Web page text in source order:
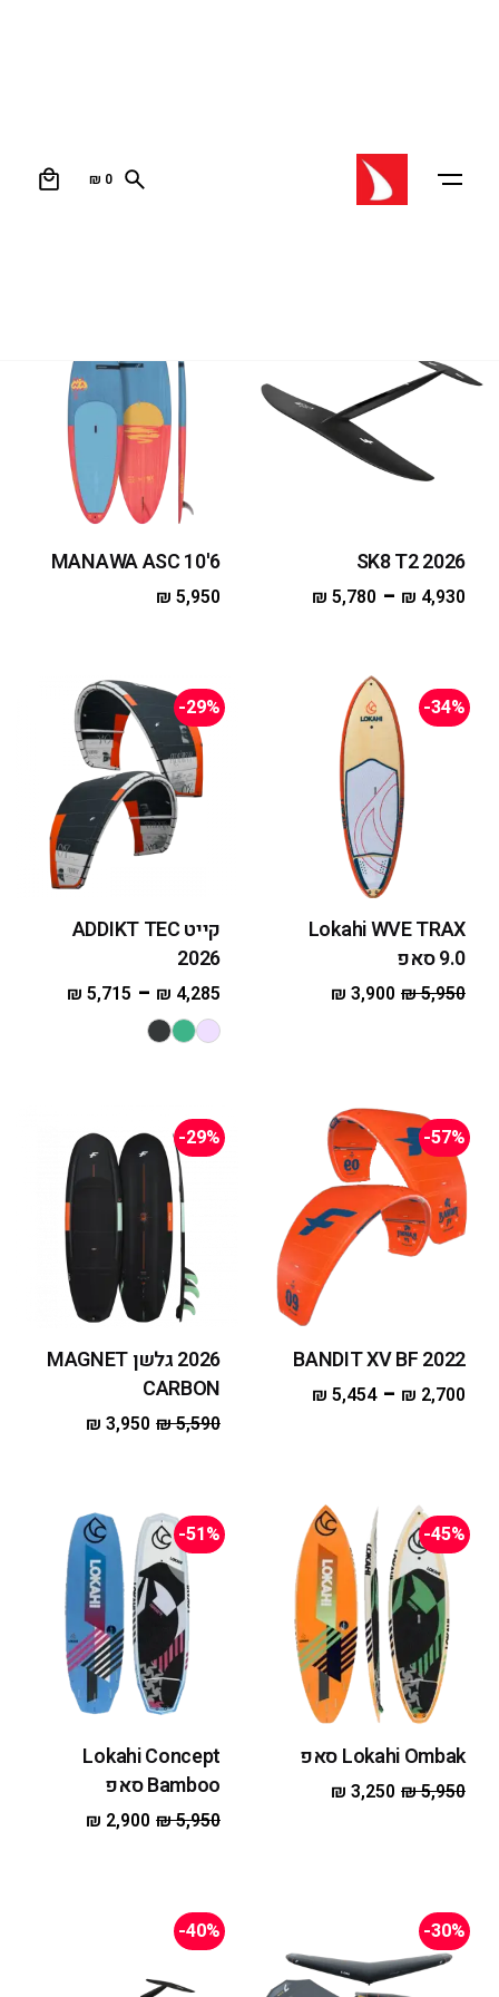
₪ 0
SK8 T2 2026
₪ 4,930
–
₪ 5,780
MANAWA ASC 10'6
₪ 5,950
-34%
Lokahi WVE TRAX
9.0 סאפ
₪5,950
₪ 3,900
-29%
קייט ADDIKT TEC
2026
₪ 4,285
–
₪ 5,715
-57%
2022 BANDIT XV BF
₪ 2,700
–
₪ 5,454
-29%
2026 גלשן MAGNET
CARBON
₪5,590
₪ 3,950
-45%
Lokahi Ombak סאפ
₪5,950
₪ 3,250
-51%
Lokahi Concept
Bamboo סאפ
₪5,950
₪ 2,900
-30%
-40%